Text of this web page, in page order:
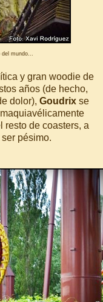
mundo...
y gran woodie de
años (de hecho,
dolor), Goudrix se
resto de coasters, a
pésimo.